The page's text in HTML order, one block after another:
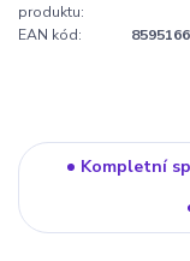
produktu:
EAN kód:
Kompletní